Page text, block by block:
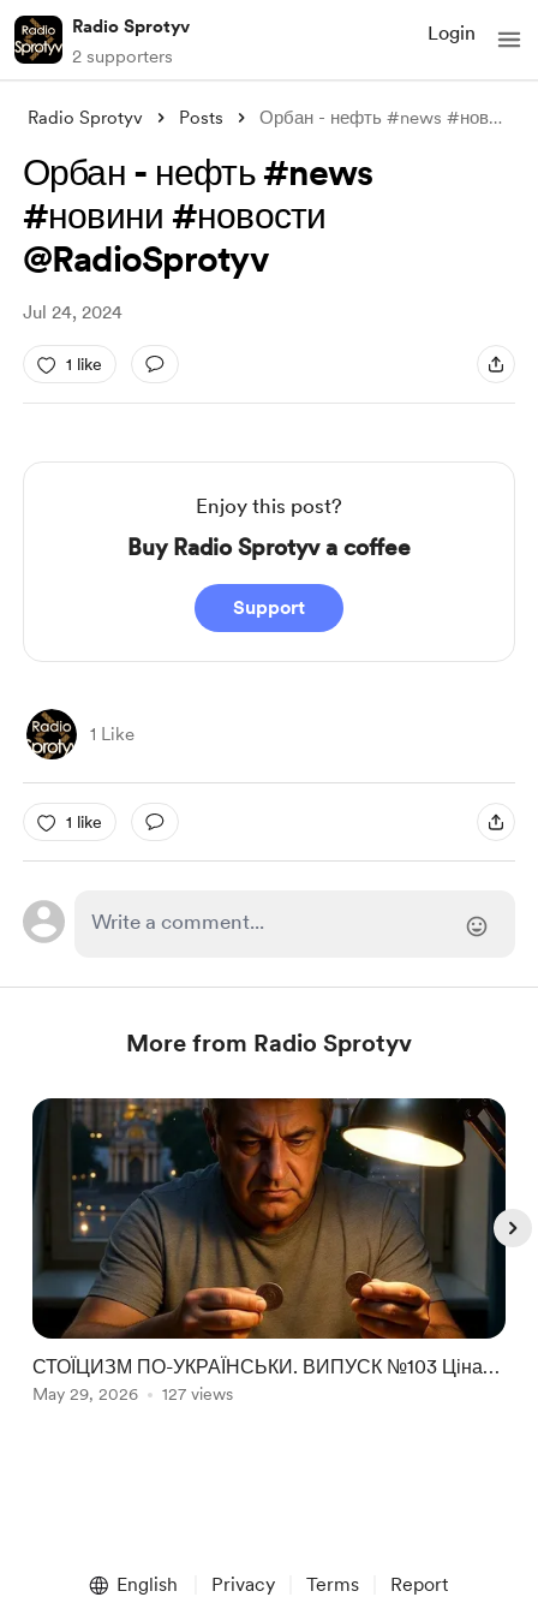
Radio Sprotyv
2 supporters
Login
Radio Sprotyv Posts Орбан - нефть #news #новини #новости ‪@
Орбан - нефть #news
#новини #новости
‪@RadioSprotyv‬
Jul 24, 2024
1 like
Enjoy this post?
Buy Radio Sprotyv a coffee
Support
1 Like
1 like
More from Radio Sprotyv
СТОЇЦИЗМ ПО-УКРАЇНСЬКИ. ВИПУСК №103 Ціна
довіри до фальшивки @RadioSprotyv
May 29, 2026 127 views
English Privacy Terms Report